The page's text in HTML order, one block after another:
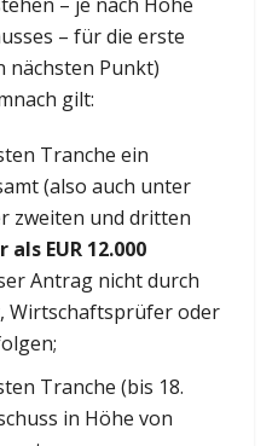
– für die erste
nächsten Punkt)
gilt:
Tranche ein
(also auch unter
zweiten und dritten
EUR 12.000
Antrag nicht durch
Wirtschaftsprüfer oder
Tranche (bis 18.
in Höhe von